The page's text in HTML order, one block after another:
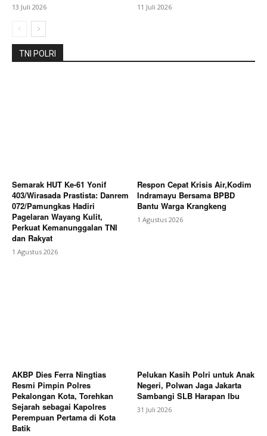
13 Juli 2026 11 Juli 2026
TNI POLRI
Semarak HUT Ke-61 Yonif
403/Wirasada Prastista: Danrem
072/Pamungkas Hadiri
Pagelaran Wayang Kulit,
Perkuat Kemanunggalan TNI
dan Rakyat
1 Agustus 2026
Respon Cepat Krisis Air,Kodim
Indramayu Bersama BPBD
Bantu Warga Krangkeng
1 Agustus 2026
AKBP Dies Ferra Ningtias
Resmi Pimpin Polres
Pekalongan Kota, Torehkan
Sejarah sebagai Kapolres
Perempuan Pertama di Kota
Batik
Pelukan Kasih Polri untuk Anak
Negeri, Polwan Jaga Jakarta
Sambangi SLB Harapan Ibu
31 Juli 2026